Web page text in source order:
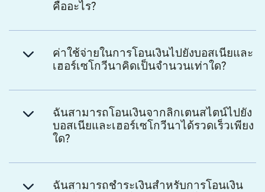
คืออะไร?
ค่าใช้จ่ายในการโอนเงินไปยังบอสเนียและ
เฮอร์เซโกวีนาคิดเป็นจำนวนเท่าใด?
ฉันสามารถโอนเงินจากลิกเตนสไตน์ไปยัง
บอสเนียและเฮอร์เซโกวีนาได้รวดเร็วเพียง
ใด?
ฉันสามารถชำระเงินสำหรับการโอนเงิน